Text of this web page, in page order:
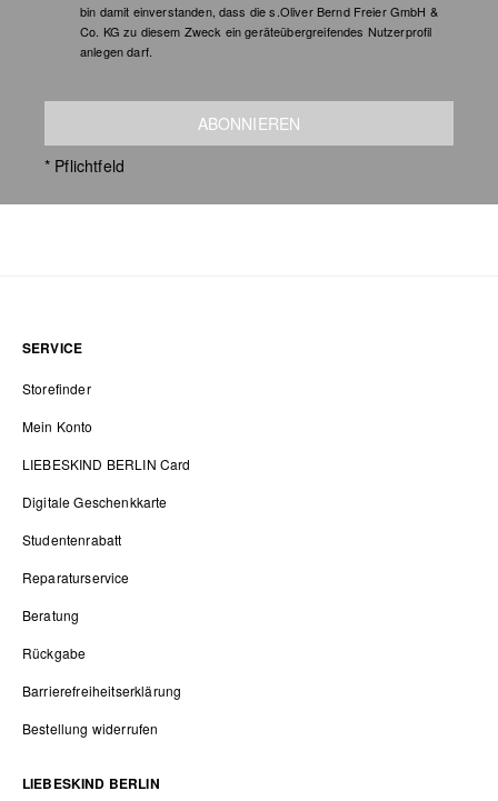
bin damit einverstanden, dass die s.Oliver Bernd Freier GmbH &
Co. KG zu diesem Zweck ein geräteübergreifendes Nutzerprofil
anlegen darf.
ABONNIEREN
* Pflichtfeld
SERVICE
Storefinder
Mein Konto
LIEBESKIND BERLIN Card
Digitale Geschenkkarte
Studentenrabatt
Reparaturservice
Beratung
Rückgabe
Barrierefreiheitserklärung
Bestellung widerrufen
LIEBESKIND BERLIN